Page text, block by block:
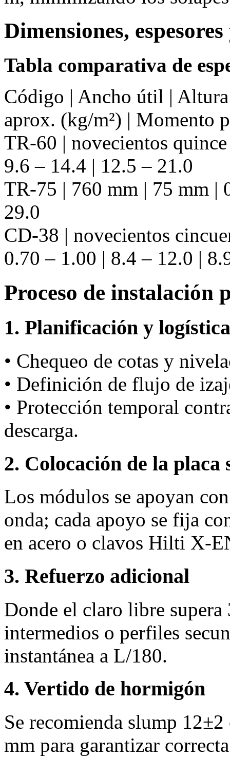
Dimensiones,
Tabla comparativa de
Código | Ancho útil |
aprox. (kg/m²) | Momento
TR-60 | novecientos
9.6 – 14.4 | 12.5 – 21.0
TR-75 | 760 mm | 75 mm |
29.0
CD-38 | novecientos
0.70 – 1.00 | 8.4 – 12.0 |
Proceso de instalación
1. Planificación y
• Chequeo de cotas y
• Definición de flujo de
• Protección temporal
descarga.
2. Colocación de la placa
Los módulos se apoyan
onda; cada apoyo se fija
en acero o clavos Hilti
3. Refuerzo adicional
Donde el claro libre supera
intermedios o perfiles
instantánea a L/180.
4. Vertido de hormigón
Se recomienda slump
mm para garantizar